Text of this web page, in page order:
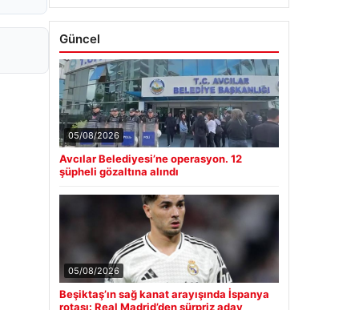
Güncel
05/08/2026
Avcılar Belediyesi’ne operasyon. 12
şüpheli gözaltına alındı
05/08/2026
Beşiktaş’ın sağ kanat arayışında İspanya
rotası: Real Madrid’den sürpriz aday